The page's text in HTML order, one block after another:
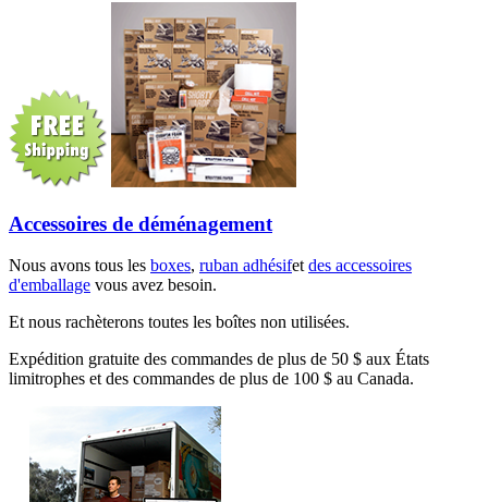
Accessoires de déménagement
Nous avons tous les boxes, ruban adhésifet des accessoires
d'emballage vous avez besoin.
Et nous rachèterons toutes les boîtes non utilisées.
Expédition gratuite des commandes de plus de 50 $ aux États
limitrophes et des commandes de plus de 100 $ au Canada.